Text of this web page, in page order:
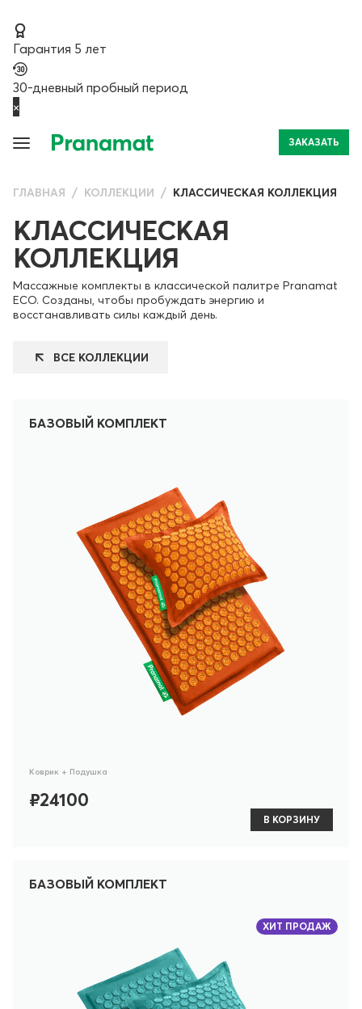
Гарантия 5 лет
30-дневный пробный период
×
ЗАКАЗАТЬ
ГЛАВНАЯ КОЛЛЕКЦИИ КЛАССИЧЕСКАЯ КОЛЛЕКЦИЯ
КЛАССИЧЕСКАЯ
КОЛЛЕКЦИЯ
Массажные комплекты в классической палитре Pranamat
ECO. Созданы, чтобы пробуждать энергию и
восстанавливать силы каждый день.
ВСЕ КОЛЛЕКЦИИ
БАЗОВЫЙ КОМПЛЕКТ
Коврик + Подушка
₽24100
В КОРЗИНУ
БАЗОВЫЙ КОМПЛЕКТ
ХИТ ПРОДАЖ